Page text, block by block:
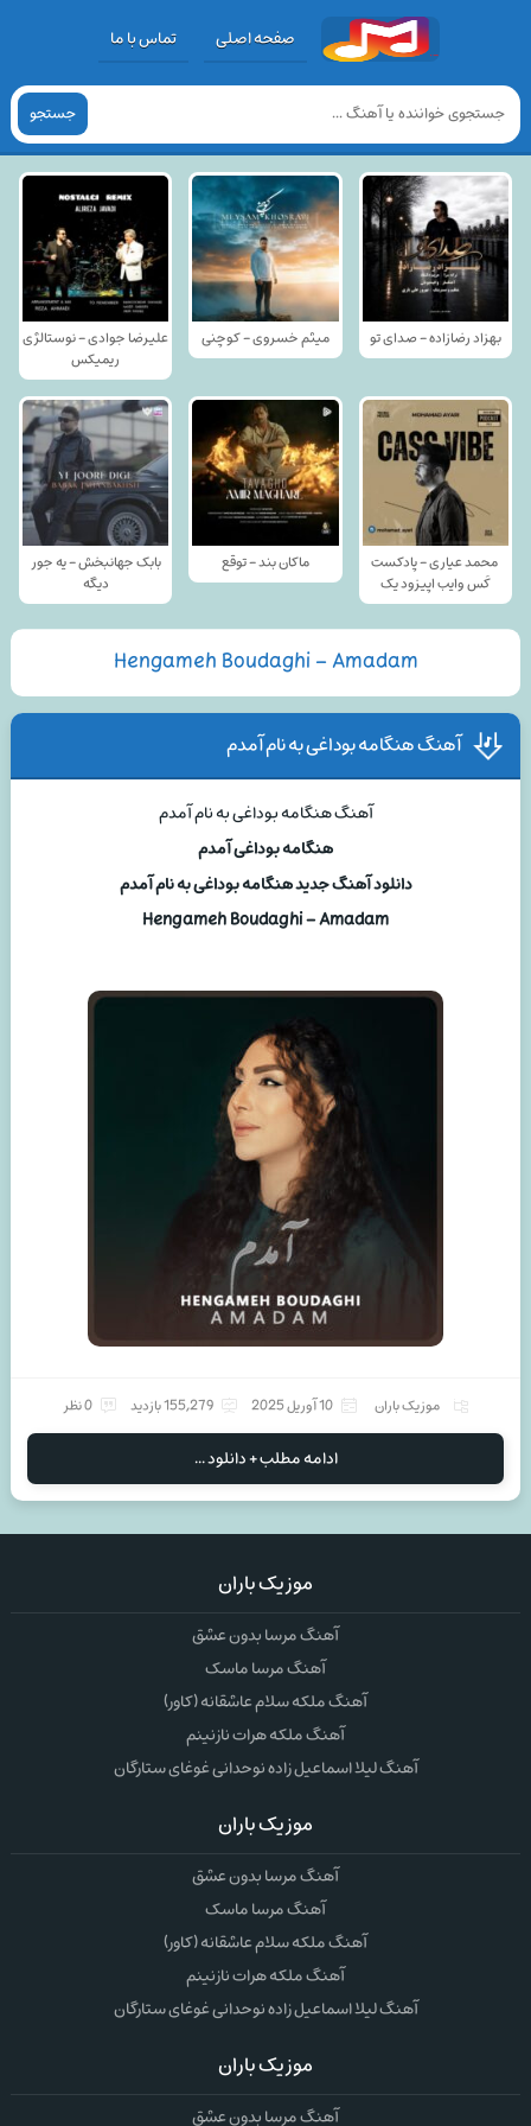
صفحه اصلی تماس با ما
جستجو
بهزاد رضازاده - صدای تو میثم خسروی - کوچنی
علیرضا جوادی - نوستالژی
ریمیکس
محمد عیاری - پادکست
کَس وایب اپیزود یک
ماکان بند - توقع
بابک جهانبخش - یه جور
دیگه
Hengameh Boudaghi – Amadam
آهنگ هنگامه بوداغی به نام آمدم
آهنگ هنگامه بوداغی به نام آمدم
هنگامه بوداغی آمدم
دانلود آهنگ جدید هنگامه بوداغی به نام آمدم
Hengameh Boudaghi – Amadam
موزیک باران 10 آوریل 2025 155,279 بازدید 0 نظر
ادامه مطلب + دانلود ...
موزیک باران
آهنگ مرسا بدون عشق
آهنگ مرسا ماسک
آهنگ ملکه سلام عاشقانه (کاور)
آهنگ ملکه هرات نازنینم
آهنگ لیلا اسماعیل زاده نوحدانی غوغای ستارگان
موزیک باران
آهنگ مرسا بدون عشق
آهنگ مرسا ماسک
آهنگ ملکه سلام عاشقانه (کاور)
آهنگ ملکه هرات نازنینم
آهنگ لیلا اسماعیل زاده نوحدانی غوغای ستارگان
موزیک باران
آهنگ مرسا بدون عشق